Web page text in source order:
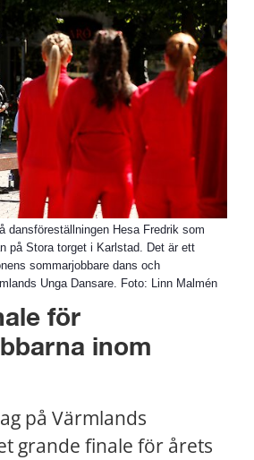
dansföreställningen Hesa Fredrik som
på Stora torget i Karlstad. Det är ett
sommarjobbare dans och
Unga Dansare. Foto: Linn Malmén
för
inom
på Värmlands
grande finale för årets